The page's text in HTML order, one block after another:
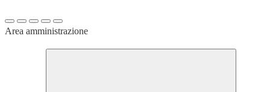
Area amministrazione